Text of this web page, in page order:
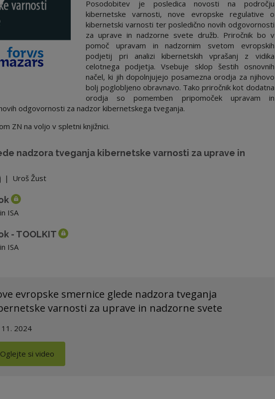
Posodobitev je posledica novosti na področju
kibernetske varnosti, nove evropske regulative o
kibernetski varnosti ter posledično novih odgovornosti
za uprave in nadzorne svete družb. Priročnik bo v
pomoč upravam in nadzornim svetom evropskih
podjetij pri analizi kibernetskih vprašanj z vidika
celotnega podjetja. Vsebuje sklop šestih osnovnih
načel, ki jih dopolnjujejo posamezna orodja za njihovo
bolj poglobljeno obravnavo. Tako priročnik kot dodatna
orodja so pomemben pripomoček upravam in
odgovornosti za nadzor kibernetskega tveganja.
ZN na voljo v spletni knjižnici.
nadzora tveganja kibernetske varnosti za uprave in
| Uroš Žust
ISA
- TOOLKIT
ISA
evropske smernice glede nadzora tveganja
varnosti za uprave in nadzorne svete
11. 2024
Oglejte si video